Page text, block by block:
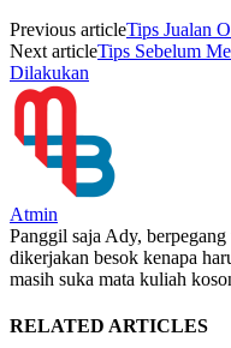
Previous articleTips Jualan
Next articleTips Sebelum
Dilakukan
Atmin
Panggil saja Ady,
dikerjakan besok kenapa
masih suka mata kuliah
RELATED ARTICLES